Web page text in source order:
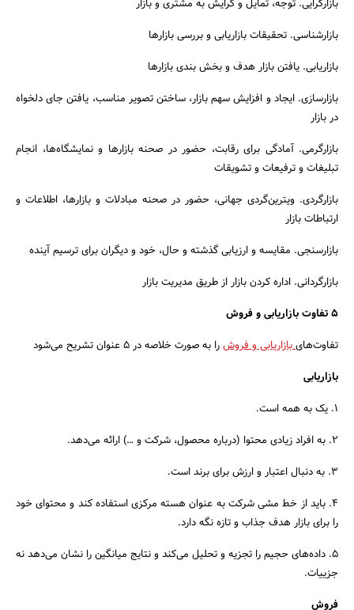
بازارگرایی. توجه، تمایل و گرایش به مشتری و بازار
بازارشناسی. تحقیقات بازاریابی و بررسی بازارها
بازاریابی. یافتن بازار هدف و بخش بندی بازارها
بازارسازی. ایجاد و افزایش سهم بازار، ساختن تصویر مناسب، یافتن جای دلخواه
در بازار
بازارگرمی. آمادگی برای رقابت، حضور در صحنه بازارها و نمایشگاه‌ها، انجام
تبلیغات و ترفیعات و تشویقات
بازارگردی. ویترین‌گردی جهانی، حضور در صحنه مبادلات و بازارها، اطلاعات و
ارتباطات بازار
بازارسنجی. مقایسه و ارزیابی گذشته و حال، خود و دیگران برای ترسیم آینده
بازارگردانی. اداره کردن بازار از طریق مدیریت بازار
5 تفاوت بازاریابی و فروش
تفاوت‌هایبازاریابی و فروشرا به صورت خلاصه در 5 عنوان تشریح می‌شود
بازاریابی
۱. یک به همه است.
۲. به افراد زیادی محتوا (درباره محصول، شرکت و …) ارائه می‌دهد.
۳. به دنبال اعتبار و ارزش برای برند است.
۴. باید از خط مشی شرکت به عنوان هسته مرکزی استفاده کند و محتوای خود
را برای بازار هدف جذاب و تازه نگه دارد.
۵. داده‌های حجیم را تجزیه و تحلیل می‌کند و نتایج میانگین را نشان می‌دهد نه
جزییات.
فروش